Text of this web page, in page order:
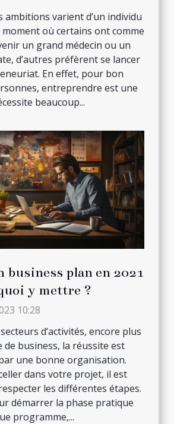
ambitions varient d’un individu
où certains ont comme
un grand médecin ou un
d’autres préfèrent se lancer
En effet, pour bon
entreprendre est une
beaucoup...
business plan en 2021
y mettre ?
10:28
d’activités, encore plus
de business, la réussite est
une bonne organisation.
dans votre projet, il est
les différentes étapes.
démarrer la phase pratique
programme,...